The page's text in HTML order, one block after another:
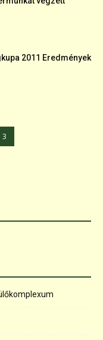
2011 Eredmények
3